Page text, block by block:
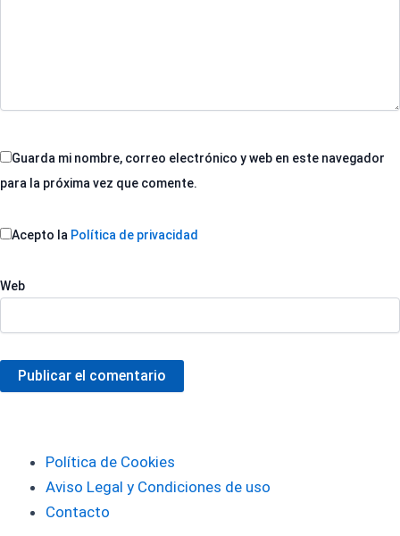
Guarda mi nombre, correo electrónico y web en este navegador
para la próxima vez que comente.
Acepto la Política de privacidad
Web
Publicar el comentario
Política de Cookies
Aviso Legal y Condiciones de uso
Contacto